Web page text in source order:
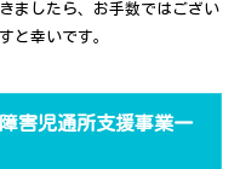
ましたら、お手数ではござい
と幸いです。
害児通所支援事業一